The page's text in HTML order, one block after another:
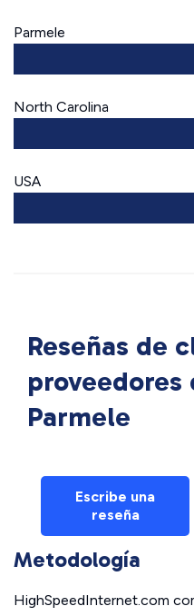
Parmele
North Carolina
USA
Reseñas de
Parmele
Escribe una
reseña
Metodología
HighSpeedInternet.com